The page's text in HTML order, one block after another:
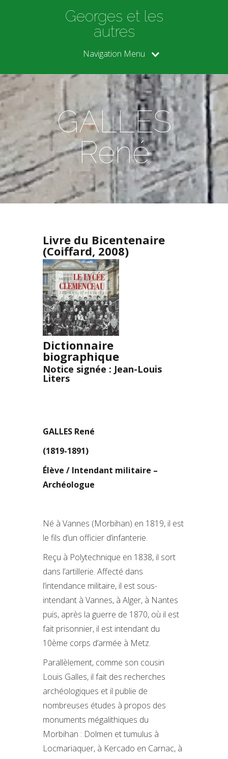
Georges et les
autres
Navigation Menu
GALLES
René
Livre du Bicentenaire
(Coiffard, 2008)
Dictionnaire
biographique
Notice signée : Jean-Louis
Liters
GALLES René
(1819-1891)
Élève / Intendant militaire –
Archéologue
Né à Vannes (Morbihan) en 1819, il est
le fils d’un officier d’infanterie.
Reçu à Polytechnique en 1838, il sort
dans l’artillerie. Affecté dans
l’intendance militaire, il est sous-
intendant à Vannes, à Alger, à Nantes
puis, après la guerre de 1870, où il est
fait prisonnier, il est intendant du
10ème corps d’armée à Metz.
Parallèlement, comme son cousin
Louis Galles, il fait des recherches
archéologiques et il publie de
nombreuses études à propos des
monuments mégalithiques du
Morbihan : Dolmen et tumulus à
Locmariaquer, à Kercado en Carnac, à